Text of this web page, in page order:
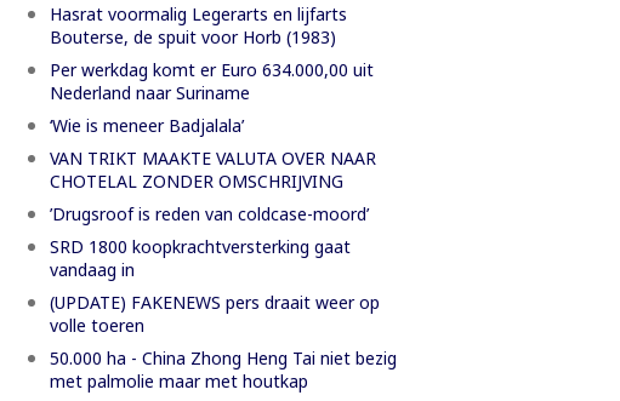
Hasrat voormalig Legerarts en lijfarts
Bouterse, de spuit voor Horb (1983)
Per werkdag komt er Euro 634.000,00 uit
Nederland naar Suriname
‘Wie is meneer Badjalala’
VAN TRIKT MAAKTE VALUTA OVER NAAR
CHOTELAL ZONDER OMSCHRIJVING
’Drugsroof is reden van coldcase-moord’
SRD 1800 koopkrachtversterking gaat
vandaag in
(UPDATE) FAKENEWS pers draait weer op
volle toeren
50.000 ha - China Zhong Heng Tai niet bezig
met palmolie maar met houtkap